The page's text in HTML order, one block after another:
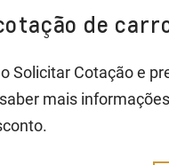
de
Solicitar Cotação e
mais